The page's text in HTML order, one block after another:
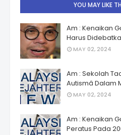
YOU MAY LIKE
Am : Kenaikan
Harus
MAY 02, 2024
Am : Sekolah
Autismâ
MAY 02, 2024
Am : Kenaikan
Peratus Pada